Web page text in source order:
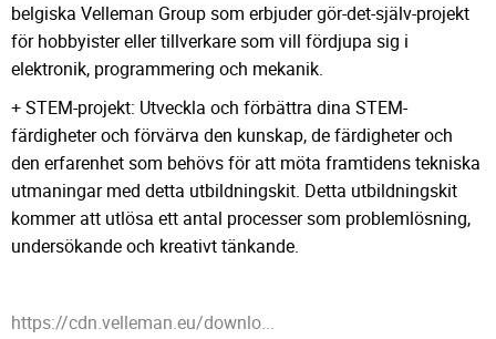
belgiska Velleman Group som erbjuder gör-det-själv-projekt
för hobbyister eller tillverkare som vill fördjupa sig i
elektronik, programmering och mekanik.
+ STEM-projekt: Utveckla och förbättra dina STEM-
färdigheter och förvärva den kunskap, de färdigheter och
den erfarenhet som behövs för att möta framtidens tekniska
utmaningar med detta utbildningskit. Detta utbildningskit
kommer att utlösa ett antal processer som problemlösning,
undersökande och kreativt tänkande.
https://cdn.velleman.eu/downlo...